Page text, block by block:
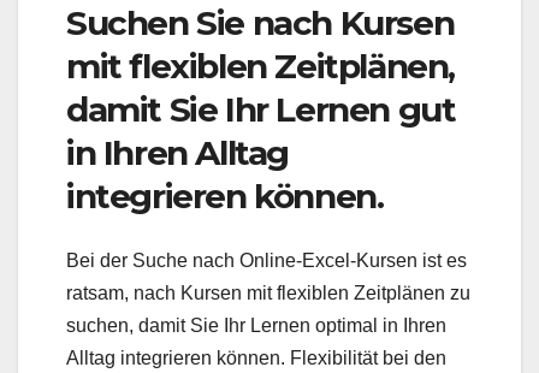
Suchen Sie nach Kursen
mit flexiblen Zeitplänen,
damit Sie Ihr Lernen gut
in Ihren Alltag
integrieren können.
Bei der Suche nach Online-Excel-Kursen ist es
ratsam, nach Kursen mit flexiblen Zeitplänen zu
suchen, damit Sie Ihr Lernen optimal in Ihren
Alltag integrieren können. Flexibilität bei den